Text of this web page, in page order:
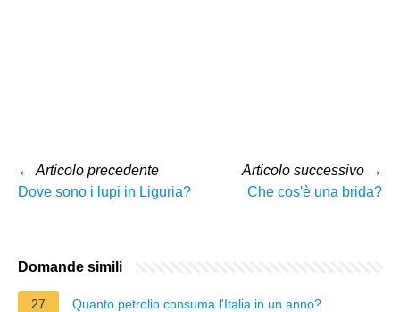
← Articolo precedente
Dove sono i lupi in Liguria?
Articolo successivo →
Che cos'è una brida?
Domande simili
27 Quanto petrolio consuma l'Italia in un anno?